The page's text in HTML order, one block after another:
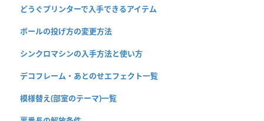
どうぐプリンターで入手できるアイテム
ボールの投げ方の変更方法
シンクロマシンの入手方法と使い方
デコフレーム・あとのせエフェクト一覧
模様替え(部室のテーマ)一覧